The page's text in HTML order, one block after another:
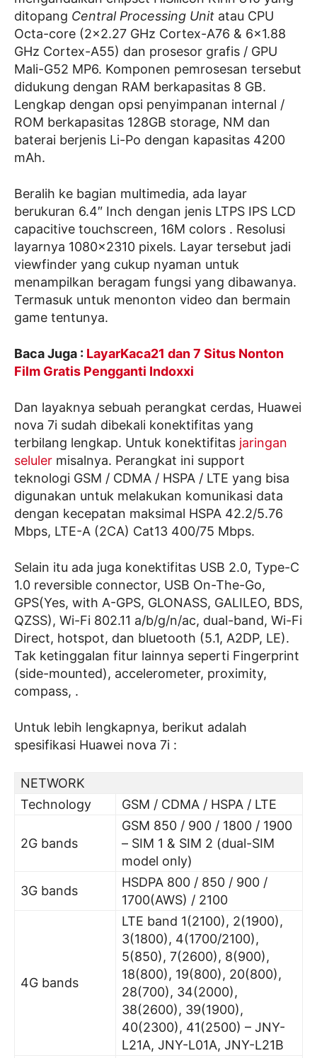
ditopang Central Processing Unit atau CPU
Octa-core (2×2.27 GHz Cortex-A76 & 6×1.88
GHz Cortex-A55) dan prosesor grafis / GPU
Mali-G52 MP6. Komponen pemrosesan tersebut
didukung dengan RAM berkapasitas 8 GB.
Lengkap dengan opsi penyimpanan internal /
ROM berkapasitas 128GB storage, NM dan
baterai berjenis Li-Po dengan kapasitas 4200
mAh.
Beralih ke bagian multimedia, ada layar
berukuran 6.4″ Inch dengan jenis LTPS IPS LCD
capacitive touchscreen, 16M colors . Resolusi
layarnya 1080×2310 pixels. Layar tersebut jadi
viewfinder yang cukup nyaman untuk
menampilkan beragam fungsi yang dibawanya.
Termasuk untuk menonton video dan bermain
game tentunya.
Baca Juga : LayarKaca21 dan 7 Situs Nonton
Film Gratis Pengganti Indoxxi
Dan layaknya sebuah perangkat cerdas, Huawei
nova 7i sudah dibekali konektifitas yang
terbilang lengkap. Untuk konektifitas jaringan
seluler misalnya. Perangkat ini support
teknologi GSM / CDMA / HSPA / LTE yang bisa
digunakan untuk melakukan komunikasi data
dengan kecepatan maksimal HSPA 42.2/5.76
Mbps, LTE-A (2CA) Cat13 400/75 Mbps.
Selain itu ada juga konektifitas USB 2.0, Type-C
1.0 reversible connector, USB On-The-Go,
GPS(Yes, with A-GPS, GLONASS, GALILEO, BDS,
QZSS), Wi-Fi 802.11 a/b/g/n/ac, dual-band, Wi-Fi
Direct, hotspot, dan bluetooth (5.1, A2DP, LE).
Tak ketinggalan fitur lainnya seperti Fingerprint
(side-mounted), accelerometer, proximity,
compass, .
Untuk lebih lengkapnya, berikut adalah
spesifikasi Huawei nova 7i :
NETWORK
Technology
GSM / CDMA / HSPA / LTE
2G bands
GSM 850 / 900 / 1800 / 1900
– SIM 1 & SIM 2 (dual-SIM
model only)
3G bands
HSDPA 800 / 850 / 900 /
1700(AWS) / 2100
4G bands
LTE band 1(2100), 2(1900),
3(1800), 4(1700/2100),
5(850), 7(2600), 8(900),
18(800), 19(800), 20(800),
28(700), 34(2000),
38(2600), 39(1900),
40(2300), 41(2500) – JNY-
L21A, JNY-L01A, JNY-L21B